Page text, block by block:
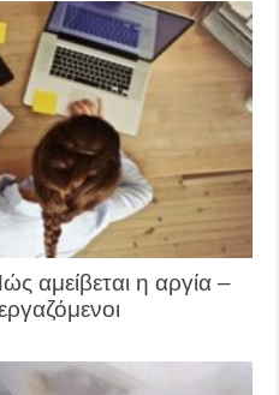
αμείβεται η αργία –